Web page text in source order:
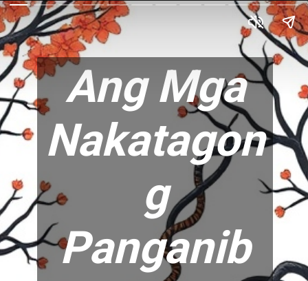
Ang Mga
Nakatagon
g
Panganib